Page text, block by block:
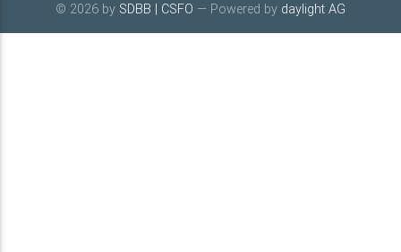
© 2026 by SDBB | CSFO — Powered by daylight AG